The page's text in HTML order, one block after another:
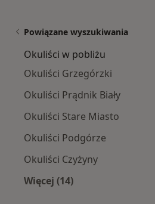
Powiązane wyszukiwania
Okuliści w pobliżu
Okuliści Grzegórzki
Okuliści Prądnik Biały
Okuliści Stare Miasto
Okuliści Podgórze
Okuliści Czyżyny
Więcej (14)